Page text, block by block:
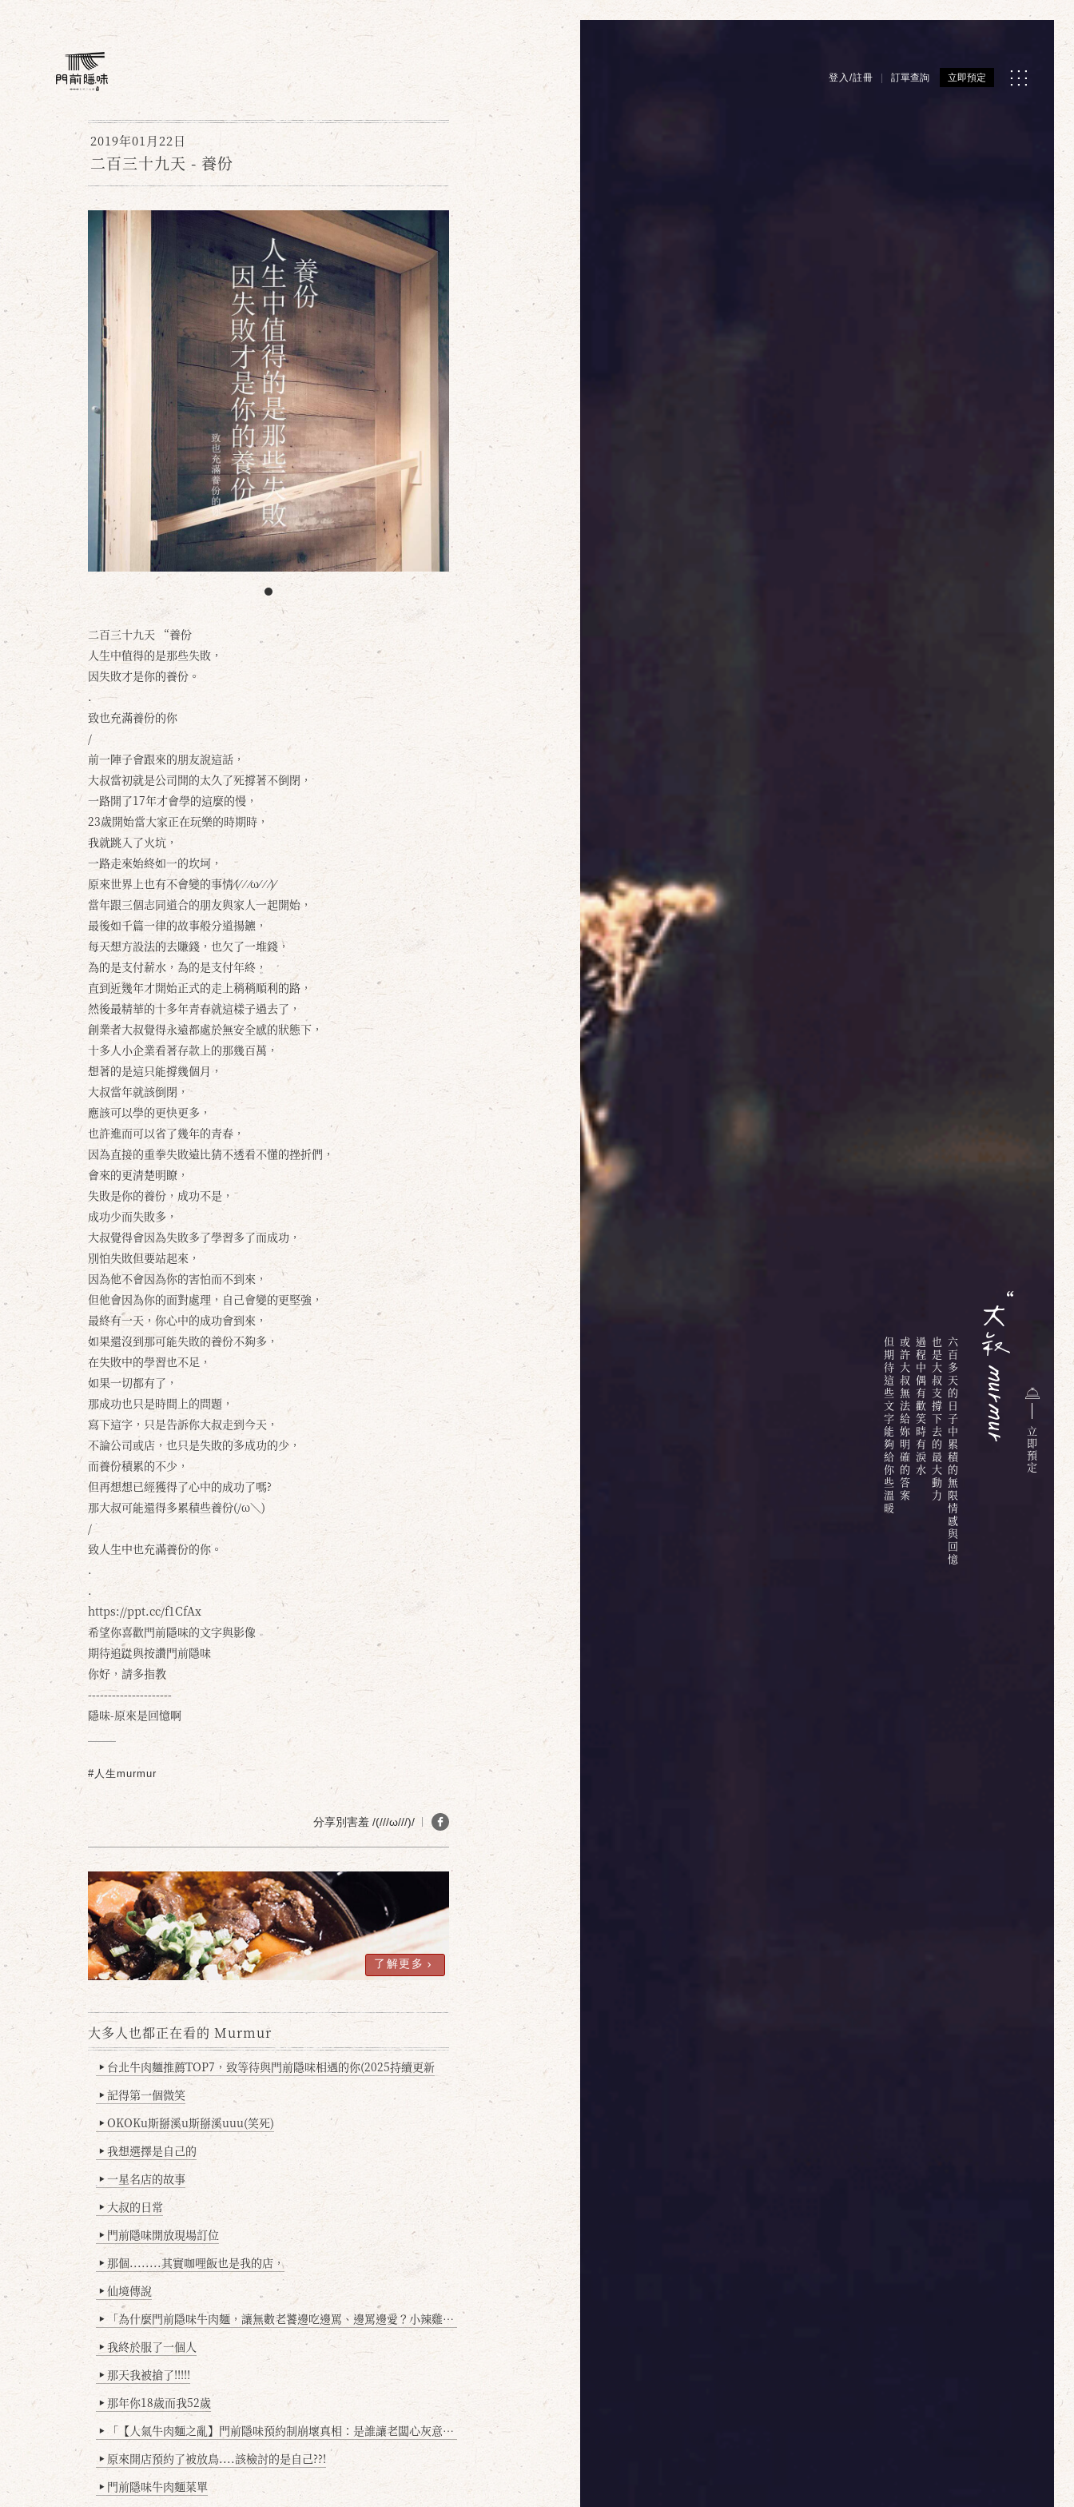
登入/註冊 訂單查詢 立即預定
六百多天的日子中累積的無限情感與回憶
也是大叔支撐下去的最大動力
過程中偶有歡笑時有淚水
或許大叔無法給妳明確的答案
但期待這些文字能夠給你些溫暖
2019年01月22日
二百三十九天 - 養份
二百三十九天 “養份
人生中值得的是那些失敗，
因失敗才是你的養份。
.
致也充滿養份的你
/
前一陣子會跟來的朋友說這話，
大叔當初就是公司開的太久了死撐著不倒閉，
一路開了17年才會學的這麼的慢，
23歲開始當大家正在玩樂的時期時，
我就跳入了火坑，
一路走來始終如一的坎坷，
原來世界上也有不會變的事情⁄(⁄ ⁄ ⁄ω⁄ ⁄ ⁄)⁄
當年跟三個志同道合的朋友與家人一起開始，
最後如千篇一律的故事般分道揚鑣，
每天想方設法的去賺錢，也欠了一堆錢，
為的是支付薪水，為的是支付年終，
直到近幾年才開始正式的走上稍稍順利的路，
然後最精華的十多年青春就這樣子過去了，
創業者大叔覺得永遠都處於無安全感的狀態下，
十多人小企業看著存款上的那幾百萬，
想著的是這只能撐幾個月，
大叔當年就該倒閉，
應該可以學的更快更多，
也許進而可以省了幾年的青春，
因為直接的重拳失敗遠比猜不透看不懂的挫折們，
會來的更清楚明瞭，
失敗是你的養份，成功不是，
成功少而失敗多，
大叔覺得會因為失敗多了學習多了而成功，
別怕失敗但要站起來，
因為他不會因為你的害怕而不到來，
但他會因為你的面對處理，自己會變的更堅強，
最終有一天，你心中的成功會到來，
如果還沒到那可能失敗的養份不夠多，
在失敗中的學習也不足，
如果一切都有了，
那成功也只是時間上的問題，
寫下這字，只是告訴你大叔走到今天，
不論公司或店，也只是失敗的多成功的少，
而養份積累的不少，
但再想想已經獲得了心中的成功了嗎?
那大叔可能還得多累積些養份(/ω＼)
/
致人生中也充滿養份的你。
.
.
https://ppt.cc/f1CfAx
希望你喜歡門前隱味的文字與影像
期待追踨與按讚門前隱味
你好，請多指教
---------------------
隱味-原來是回憶啊
#人生murmur
分享別害羞 /(///ω///)/
了解更多
大多人也都正在看的 Murmur
▶ 台北牛肉麵推薦TOP7，致等待與門前隱味相遇的你(2025持續更新
▶ 記得第一個微笑
▶ OKOKu斯掰溪u斯掰溪uuu(笑死)
▶ 我想選擇是自己的
▶ 一星名店的故事
▶ 大叔的日常
▶ 門前隱味開放現場訂位
▶ 那個........其實咖哩飯也是我的店，
▶ 仙境傳說
▶ 「為什麼門前隱味牛肉麵，讓無數老饕邊吃邊罵、邊罵邊愛？小辣雞揭密！」
▶ 我終於服了一個人
▶ 那天我被搶了!!!!!
▶ 那年你18歲而我52歲
▶ 「【人氣牛肉麵之亂】門前隱味預約制崩壞真相：是誰讓老闆心灰意冷？」
▶ 原來開店預約了被放鳥....該檢討的是自己??!
▶ 門前隱味牛肉麵菜單
立
即
預
定